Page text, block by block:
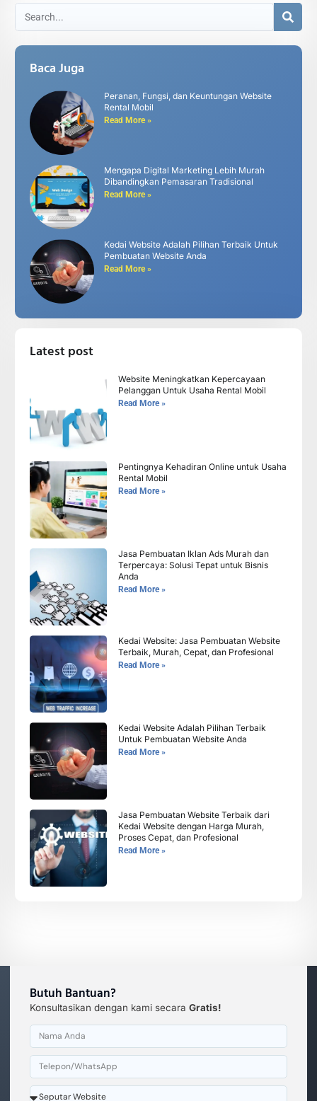
Baca Juga
Peranan, Fungsi, dan Keuntungan Website
Rental Mobil
Read More »
Mengapa Digital Marketing Lebih Murah
Dibandingkan Pemasaran Tradisional
Read More »
Kedai Website Adalah Pilihan Terbaik Untuk
Pembuatan Website Anda
Read More »
Latest post
Website Meningkatkan Kepercayaan
Pelanggan Untuk Usaha Rental Mobil
Read More »
Pentingnya Kehadiran Online untuk Usaha
Rental Mobil
Read More »
Jasa Pembuatan Iklan Ads Murah dan
Terpercaya: Solusi Tepat untuk Bisnis
Anda
Read More »
Kedai Website: Jasa Pembuatan Website
Terbaik, Murah, Cepat, dan Profesional
Read More »
Kedai Website Adalah Pilihan Terbaik
Untuk Pembuatan Website Anda
Read More »
Jasa Pembuatan Website Terbaik dari
Kedai Website dengan Harga Murah,
Proses Cepat, dan Profesional
Read More »
Butuh Bantuan?
Konsultasikan dengan kami secara Gratis!